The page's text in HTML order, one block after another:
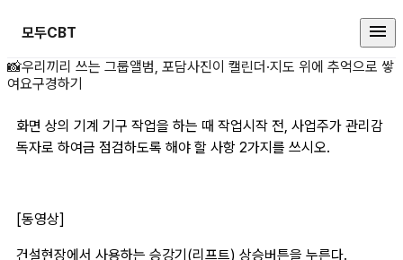
모두CBT
화면 상의 기계 기구 상세 페이지
📸우리끼리 쓰는 그룹앨범, 포담사진이 캘린더·지도 위에 추억으로 쌓
여요구경하기
화면 상의 기계 기구 작업을 하는 때 작업시작 전, 사업주가 관리감
독자로 하여금 점검하도록 해야 할 사항 2가지를 쓰시오.
[동영상]
건설현장에서 사용하는 승강기(리프트) 상승버튼을 누른다.